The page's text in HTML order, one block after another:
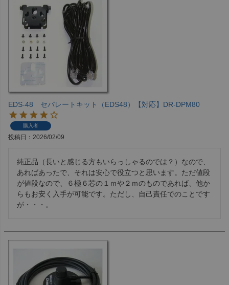
EDS-48 セパレートキット（EDS48）【対応】DR-DPM80
購入者
投稿日 2026/02/09
純正品（長いと感じる方もいらっしゃるのでは？）なので、
あればあったで、それは安心で役立つと思います。ただ値段
が値段なので、６極６芯の１ｍや２ｍのものであれば、他か
らもお安く入手が可能です。ただし、自己責任でのことです
が・・・。